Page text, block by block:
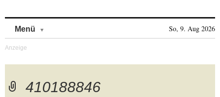
Menü So, 9. Aug 2026
410188846